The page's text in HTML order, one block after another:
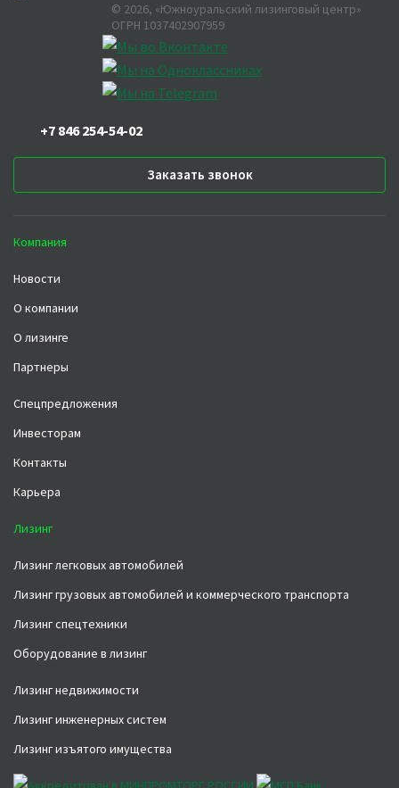
© 2026, «Южноуральский лизинговый центр»
ОГРН 1037402907959
+7 846 254-54-02
Заказать звонок
Компания
Новости
О компании
О лизинге
Партнеры
Спецпредложения
Инвесторам
Контакты
Карьера
Лизинг
Лизинг легковых автомобилей
Лизинг грузовых автомобилей и коммерческого транспорта
Лизинг спецтехники
Оборудование в лизинг
Лизинг недвижимости
Лизинг инженерных систем
Лизинг изъятого имущества